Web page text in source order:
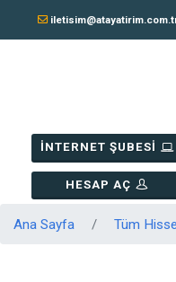
İNTERNET ŞUBESİ
HESAP AÇ
Ana Sayfa Tüm